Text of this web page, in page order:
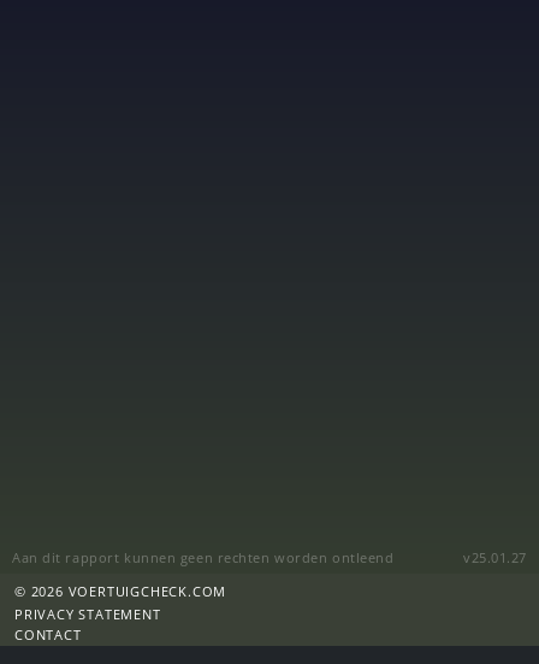
Aan dit rapport kunnen geen rechten worden ontleend
v25.01.27
© 2026 VOERTUIGCHECK.COM
PRIVACY STATEMENT
CONTACT